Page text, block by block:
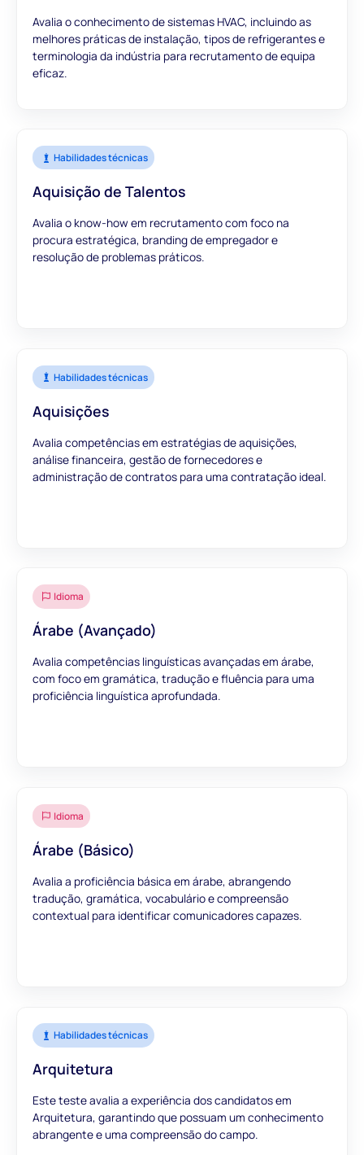
Avalia o conhecimento de sistemas HVAC, incluindo as
melhores práticas de instalação, tipos de refrigerantes e
terminologia da indústria para recrutamento de equipa
eficaz.
Habilidades técnicas
Aquisição de Talentos
Avalia o know-how em recrutamento com foco na
procura estratégica, branding de empregador e
resolução de problemas práticos.
Habilidades técnicas
Aquisições
Avalia competências em estratégias de aquisições,
análise financeira, gestão de fornecedores e
administração de contratos para uma contratação ideal.
Idioma
Árabe (Avançado)
Avalia competências linguísticas avançadas em árabe,
com foco em gramática, tradução e fluência para uma
proficiência linguística aprofundada.
Idioma
Árabe (Básico)
Avalia a proficiência básica em árabe, abrangendo
tradução, gramática, vocabulário e compreensão
contextual para identificar comunicadores capazes.
Habilidades técnicas
Arquitetura
Este teste avalia a experiência dos candidatos em
Arquitetura, garantindo que possuam um conhecimento
abrangente e uma compreensão do campo.